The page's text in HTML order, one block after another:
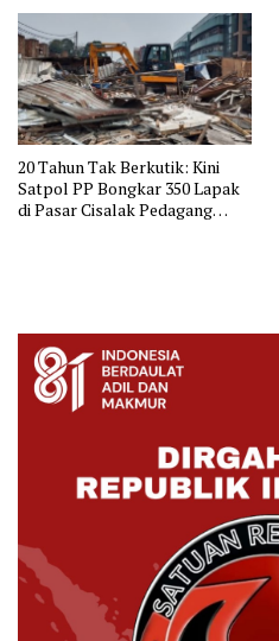
20 Tahun Tak Berkutik: Kini
Satpol PP Bongkar 350 Lapak
di Pasar Cisalak Pedagang